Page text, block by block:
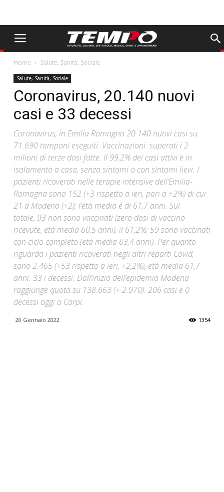
Home Salute, Sanità, Sociale
Salute, Sanità, Sociale
Coronavirus, 20.140 nuovi
casi e 33 decessi
Coronavirus, in Emilia Romagna 20.140 nuovi casi su
71.690 tamponi eseguiti. Vaccinazioni: superati i 2
milioni di terze dosi fatte. Il 99,2% dei casi attivi è in
isolamento a casa, senza sintomi o con sintomi lievi. I
pazienti ricoverati nelle terapie intensive dell’Emilia-
Romagna sono 152 (+3 rispetto a ieri, pari a +2%) di cui
21 a Modena (+2); l’età media è di 61,7 anni. Sul
totale, 93 non sono vaccinati (zero dosi di vaccino
ricevute, età media 60,5 anni), il 61,2%; 59 sono vaccinati
con ciclo completo (età media 63,4 anni). Per quanto
riguarda i pazienti ricoverati negli altri reparti Covid,
sono 2.465 (+53 rispetto a ieri, +2,2%), età media 61,7
anni. 33 i decessi. Dall’inizio dell’epidemia Modena
raggiunge quota su 138.663 (+ 2.970). 206 casi e 0
decessi oggi a Carpi.
20 Gennaio 2022 1354